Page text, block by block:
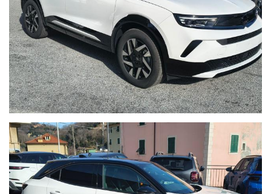
- Zero Pensieri:
Consegniamo l'auto pronta all'uso, evitandoti
inutili soste in officina subito dopo l'acquisto.
- Certificazione Chilometrica:Trasparenza totale. I km sono
certificati in fattura e sottoscritti dal precedente proprietario.
- Igiene Protetta:Interni lavati e sanificati con trattamento
professionale all’ozono e prodotti specifici a base alcolica.
- Documentazione Trasparente:Riceverai un certificato delle
lavorazioni eseguite e lo stato d'uso analitico del veicolo.
Nota di Trasparenza:In Autoborzoli crediamo nell'onestà. I
prezzi esposti possono variare in base alle campagne
promozionali in corso o ai requisiti specifici del cliente.
Nonostante la cura nell'inserimento dei dati, potrebbero